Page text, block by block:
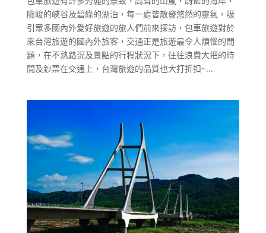
險峻的峽谷及碧綠的湖泊，每一處皆散發悠然的靈氣，吸
引眾多國內外愛好旅遊的旅人們前來探訪，包車旅遊對於
來台灣旅遊的國內外旅客，交通正是旅遊最令人煩惱的問
題，在不熟路況及景點的行程狀況下，往往浪費大把的時
間及鈔票在交通上，台灣旅遊的品質也大打折扣~...